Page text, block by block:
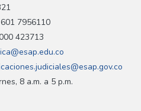
7956110
423713
8 a.m. a 5 p.m.